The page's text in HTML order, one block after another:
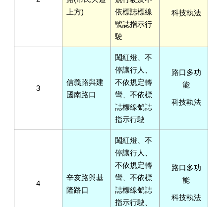
上方)
依標誌標線
號誌指示行
駛
科技執法
3
信義路與建
國南路口
闖紅燈、不
停讓行人、
不依規定轉
彎、不依標
誌標線號誌
指示行駛
路口多功
能
科技執法
4
辛亥路與基
隆路口
闖紅燈、不
停讓行人、
不依規定轉
彎、不依標
誌標線號誌
指示行駛、
路口多功
能
科技執法